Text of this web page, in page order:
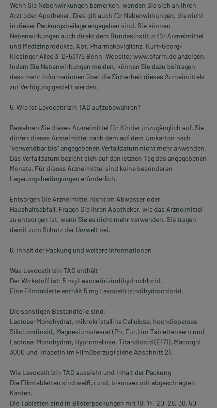
Wenn Sie Nebenwirkungen bemerken, wenden Sie sich an Ihren
Arzt oder Apotheker. Dies gilt auch für Nebenwirkungen, die nicht
in dieser Packungsbeilage angegeben sind. Sie können
Nebenwirkungen auch direkt dem Bundesinstitut für Arzneimittel
und Medizinprodukte, Abt. Pharmakovigilanz, Kurt-Georg-
Kiesinger Allee 3, D-53175 Bonn, Website: www.bfarm.de anzeigen.
Indem Sie Nebenwirkungen melden, können Sie dazu beitragen,
dass mehr Informationen über die Sicherheit dieses Arzneimittels
zur Verfügung gestellt werden.
5. Wie ist Levocetirizin TAD aufzubewahren?
Bewahren Sie dieses Arzneimittel für Kinder unzugänglich auf. Sie
dürfen dieses Arzneimittel nach dem auf dem Umkarton nach
"verwendbar bis" angegebenen Verfalldatum nicht mehr anwenden.
Das Verfalldatum bezieht sich auf den letzten Tag des angegebenen
Monats. Für dieses Arzneimittel sind keine besonderen
Lagerungsbedingungen erforderlich.
Entsorgen Sie Arzneimittel nicht im Abwasser oder
Haushaltsabfall. Fragen Sie Ihren Apotheker, wie das Arzneimittel
zu entsorgen ist, wenn Sie es nicht mehr verwenden. Sie tragen
damit zum Schutz der Umwelt bei.
6. Inhalt der Packung und weitere Informationen
Was Levocetirizin TAD enthält
Der Wirkstoff ist: 5 mg Levocetirizindihydrochlorid.
Eine Filmtablette enthält 5 mg Levocetirizindihydrochlorid.
Die sonstigen Bestandteile sind:
Lactose-Monohydrat, mikrokristalline Cellulose, hochdisperses
Siliciumdioxid, Magnesiumstearat (Ph. Eur.) im Tablettenkern und
Lactose-Monohydrat, Hypromellose, Titandioxid (E171), Macrogol
3000 und Triacetin im Filmüberzug (siehe Abschnitt 2).
Wie Levocetirizin TAD aussieht und Inhalt der Packung
Die Filmtabletten sind weiß, rund, bikonvex mit abgeschrägten
Kanten.
Die Tabletten sind in Blisterpackungen mit 10, 14, 20, 28, 30, 50,